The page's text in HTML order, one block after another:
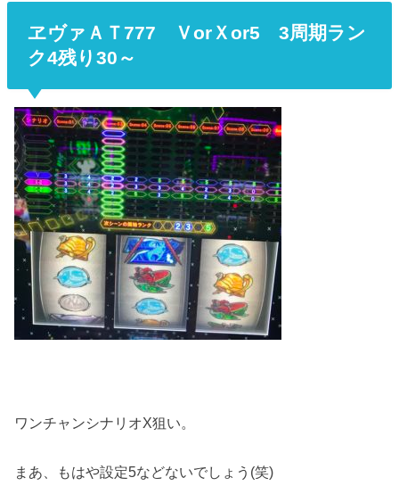
ヱヴァＡＴ777 ＶorＸor5 3周期ラン
ク4残り30～
ワンチャンシナリオX狙い。
まあ、もはや設定5などないでしょう(笑)